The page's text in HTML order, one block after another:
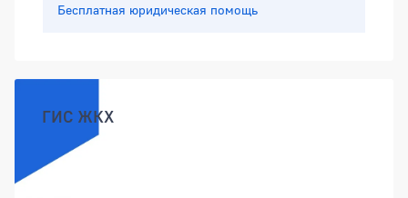
Бесплатная юридическая помощь
ГИС ЖКХ